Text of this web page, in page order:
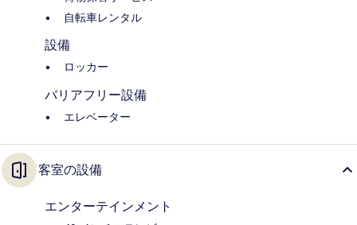
自転車レンタル
設備
ロッカー
バリアフリー設備
エレベーター
客室の設備
エンターテインメント